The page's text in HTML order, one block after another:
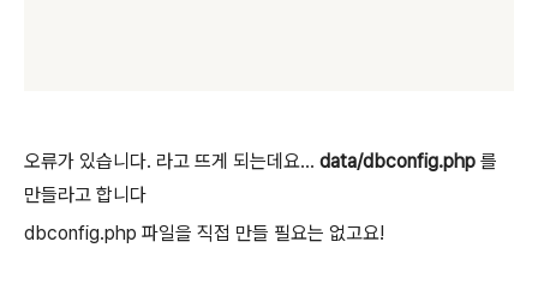
오류가 있습니다. 라고 뜨게 되는데요... data/dbconfig.php 를
만들라고 합니다
dbconfig.php 파일을 직접 만들 필요는 없고요!